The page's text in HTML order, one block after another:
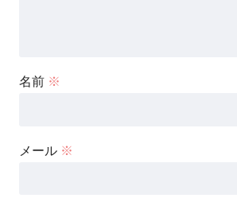
名前 ※
メール ※